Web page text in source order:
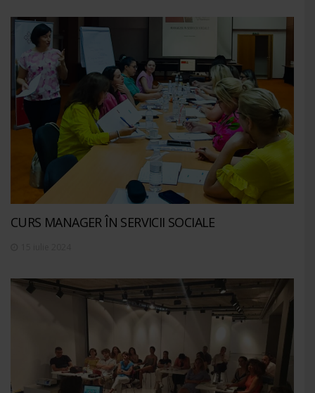
CURS MANAGER ÎN SERVICII SOCIALE